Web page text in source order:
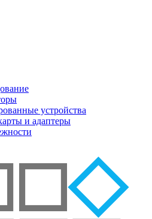
устройства
и адаптеры